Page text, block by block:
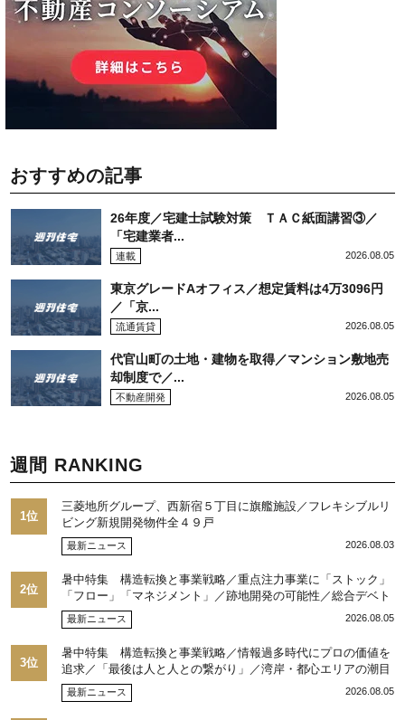
おすすめの記事
26年度／宅建士試験対策 ＴＡＣ紙面講習③／
「宅建業者...
連載 2026.08.05
東京グレードAオフィス／想定賃料は4万3096円
／「京...
流通賃貸 2026.08.05
代官山町の土地・建物を取得／マンション敷地売
却制度で／...
不動産開発 2026.08.05
週間 RANKING
1位
三菱地所グループ、西新宿５丁目に旗艦施設／フレキシブルリ
ビング新規開発物件全４９戸
最新ニュース 2026.08.03
2位
暑中特集 構造転換と事業戦略／重点注力事業に「ストック」
「フロー」「マネジメント」／跡地開発の可能性／総合デベト
ップ10目標に／自社ブランド構築へ体制整備／日本郵政不動産
／池田 明社長に聞く
最新ニュース 2026.08.05
3位
暑中特集 構造転換と事業戦略／情報過多時代にプロの価値を
追求／「最後は人と人との繋がり」／湾岸・都心エリアの潮目
を注視／“リパーク”次世代展開／三井不動産リアルティ／児玉
光博社長に聞く
最新ニュース 2026.08.05